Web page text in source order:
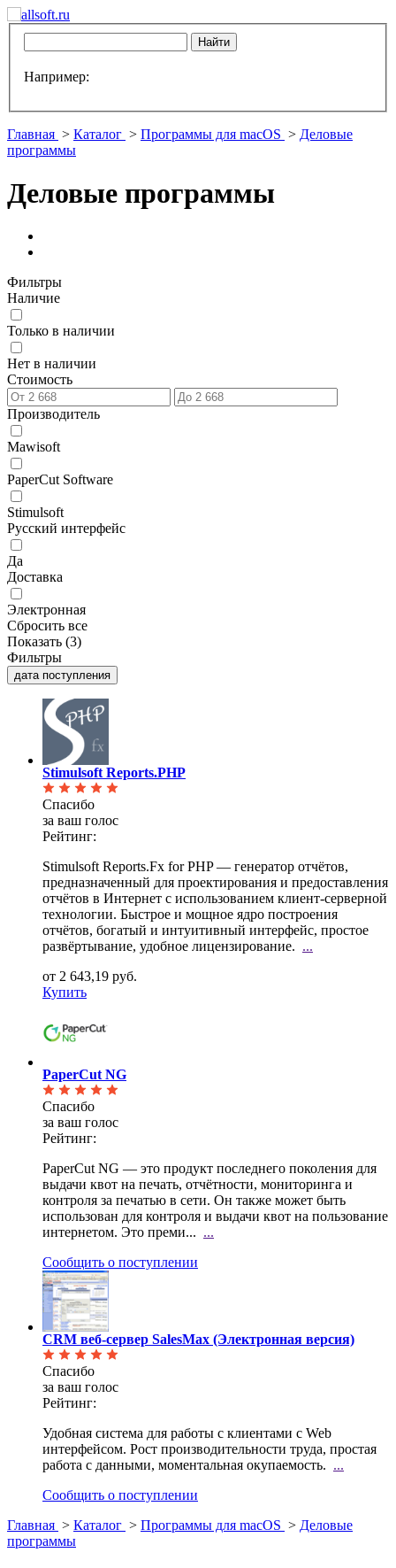
Например:
Главная > Каталог > Программы для macOS > Деловые
программы
Деловые программы
Фильтры
Наличие
Только в наличии
Нет в наличии
Стоимость
Производитель
Mawisoft
PaperCut Software
Stimulsoft
Русский интерфейс
Да
Доставка
Электронная
Сбросить все
Показать (3)
Фильтры
дата поступления
Stimulsoft Reports.PHP
Спасибо
за ваш голос
Рейтинг:
Stimulsoft Reports.Fx for PHP — генератор отчётов,
предназначенный для проектирования и предоставления
отчётов в Интернет с использованием клиент-серверной
технологии. Быстрое и мощное ядро построения
отчётов, богатый и интуитивный интерфейс, простое
развёртывание, удобное лицензирование. ...
от 2 643,19 руб.
Купить
PaperCut NG
Спасибо
за ваш голос
Рейтинг:
PaperCut NG — это продукт последнего поколения для
выдачи квот на печать, отчётности, мониторинга и
контроля за печатью в сети. Он также может быть
использован для контроля и выдачи квот на пользование
интернетом. Это преми... ...
Сообщить о поступлении
CRM веб-сервер SalesMax (Электронная версия)
Спасибо
за ваш голос
Рейтинг:
Удобная система для работы с клиентами с Web
интерфейсом. Рост производительности труда, простая
работа с данными, моментальная окупаемость. ...
Сообщить о поступлении
Главная > Каталог > Программы для macOS > Деловые
программы